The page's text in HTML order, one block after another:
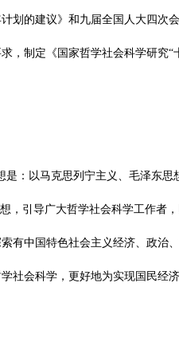
划的建议》和九届全国人大四次
，制定《国家哲学社会科学研究“
是：以马克思列宁主义、毛泽东思
，引导广大哲学社会科学工作者
有中国特色社会主义经济、政治
社会科学，更好地为实现国民经